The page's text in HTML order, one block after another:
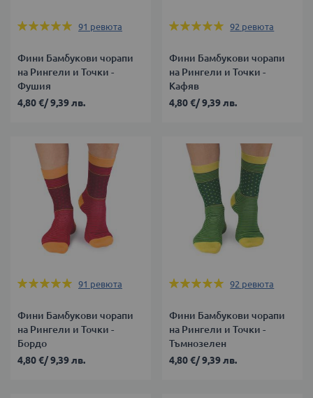
Оценка:
91 ревюта
Фини Бамбукови чорапи
на Рингели и Точки -
Фушия
4,80 €/9,39 лв.
Оценка:
92 ревюта
Фини Бамбукови чорапи
на Рингели и Точки -
Кафяв
4,80 €/9,39 лв.
Оценка:
91 ревюта
Фини Бамбукови чорапи
на Рингели и Точки -
Бордо
4,80 €/9,39 лв.
Оценка:
92 ревюта
Фини Бамбукови чорапи
на Рингели и Точки -
Тъмнозелен
4,80 €/9,39 лв.